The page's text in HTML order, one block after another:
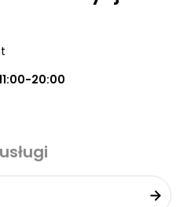
20:00